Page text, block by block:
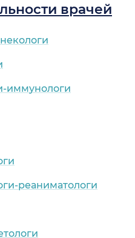
врачей
иммунологи
реаниматологи